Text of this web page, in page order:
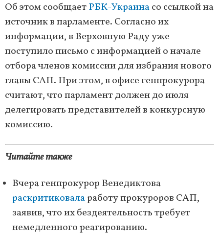
Об этом сообщаетРБК-Украинасо ссылкой на
источник в парламенте. Согласно их
информации, в Верховную Раду уже
поступило письмо с информацией о начале
отбора членов комиссии для избрания нового
главы САП. При этом, в офисе генпрокурора
считают, что парламент должен до июля
делегировать представителей в конкурсную
комиссию.
Читайте также
Вчера генпрокурор Венедиктова
раскритиковалаработу прокуроров САП,
заявив, что их бездеятельность требует
немедленного реагированию.